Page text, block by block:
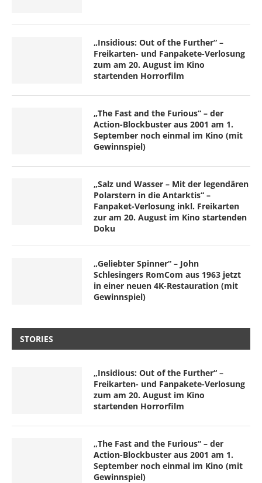
„Insidious: Out of the Further“ –
Freikarten- und Fanpakete-Verlosung
zum am 20. August im Kino
startenden Horrorfilm
„The Fast and the Furious“ – der
Action-Blockbuster aus 2001 am 1.
September noch einmal im Kino (mit
Gewinnspiel)
„Salz und Wasser – Mit der legendären
Polarstern in die Antarktis“ –
Fanpaket-Verlosung inkl. Freikarten
zur am 20. August im Kino startenden
Doku
„Geliebter Spinner“ – John
Schlesingers RomCom aus 1963 jetzt
in einer neuen 4K-Restauration (mit
Gewinnspiel)
STORIES
„Insidious: Out of the Further“ –
Freikarten- und Fanpakete-Verlosung
zum am 20. August im Kino
startenden Horrorfilm
„The Fast and the Furious“ – der
Action-Blockbuster aus 2001 am 1.
September noch einmal im Kino (mit
Gewinnspiel)